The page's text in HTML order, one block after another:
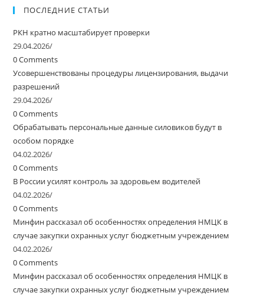
ПОСЛЕДНИЕ СТАТЬИ
РКН кратно масштабирует проверки
29.04.2026/
0 Comments
Усовершенствованы процедуры лицензирования, выдачи
разрешений
29.04.2026/
0 Comments
Обрабатывать персональные данные силовиков будут в
особом порядке
04.02.2026/
0 Comments
В России усилят контроль за здоровьем водителей
04.02.2026/
0 Comments
Минфин рассказал об особенностях определения НМЦК в
случае закупки охранных услуг бюджетным учреждением
04.02.2026/
0 Comments
Минфин рассказал об особенностях определения НМЦК в
случае закупки охранных услуг бюджетным учреждением